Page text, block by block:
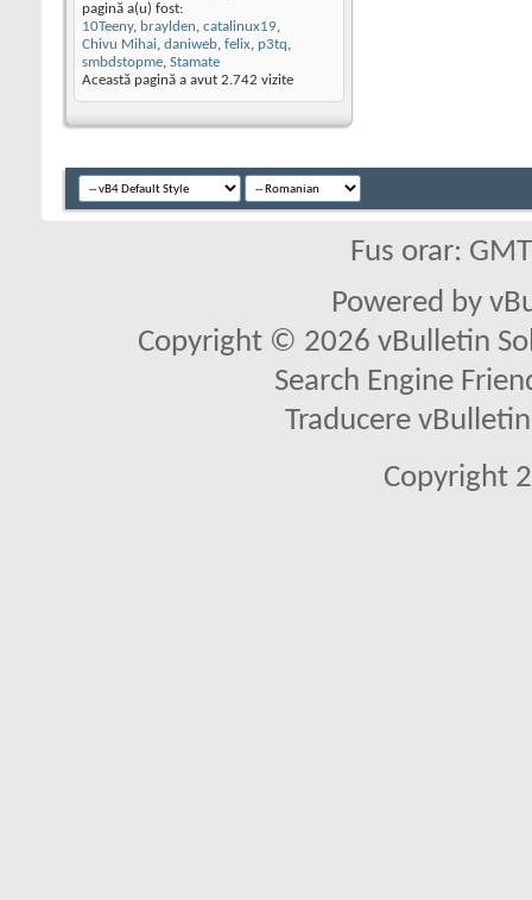
pagină a(u) fost:
10Teeny, braylden, catalinux19,
Chivu Mihai, daniweb, felix, p3tq,
smbdstopme, Stamate
Această pagină a avut 2.742 vizite
Fus orar:
Powered by
Copyright © 2026 vBulletin
Search Engine
Traducere
Copyright